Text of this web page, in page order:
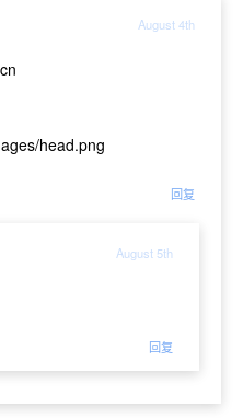
August 4th
head.png
回复
August 5th
回复